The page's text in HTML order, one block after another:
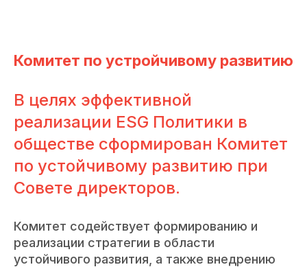
Комитет по устройчивому развитию
В целях эффективной
реализации ESG Политики в
обществе сформирован Комитет
по устойчивому развитию при
Совете директоров.
Комитет содействует формированию и
реализации стратегии в области
устойчивого развития, а также внедрению